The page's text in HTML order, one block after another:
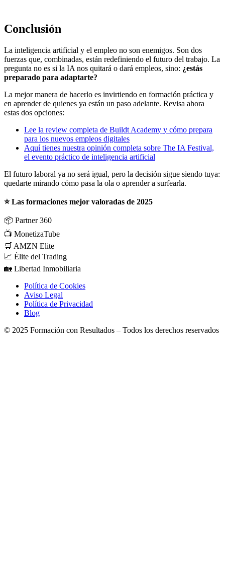
Conclusión
La inteligencia artificial y el empleo no son enemigos. Son dos
fuerzas que, combinadas, están redefiniendo el futuro del trabajo. La
pregunta no es si la IA nos quitará o dará empleos, sino: ¿estás
preparado para adaptarte?
La mejor manera de hacerlo es invirtiendo en formación práctica y
en aprender de quienes ya están un paso adelante. Revisa ahora
estas dos opciones:
Lee la review completa de Buildt Academy y cómo prepara
para los nuevos empleos digitales
Aquí tienes nuestra opinión completa sobre The IA Festival,
el evento práctico de inteligencia artificial
El futuro laboral ya no será igual, pero la decisión sigue siendo tuya:
quedarte mirando cómo pasa la ola o aprender a surfearla.
⭐ Las formaciones mejor valoradas de 2025
📦 Partner 360
📺 MonetizaTube
🛒 AMZN Elite
📈 Élite del Trading
🏡 Libertad Inmobiliaria
Política de Cookies
Aviso Legal
Política de Privacidad
Blog
© 2025 Formación con Resultados – Todos los derechos reservados